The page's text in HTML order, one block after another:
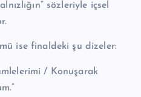
sözleriyle içsel
ise finaldeki şu dizeler:
/ Konuşarak